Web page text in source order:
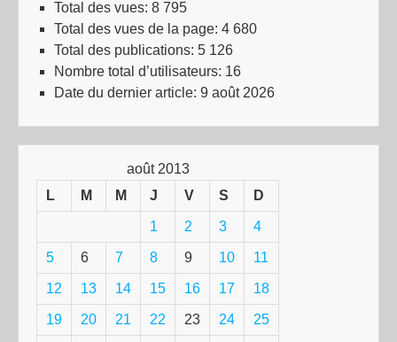
Total des vues: 8 795
Total des vues de la page: 4 680
Total des publications: 5 126
Nombre total d’utilisateurs: 16
Date du dernier article: 9 août 2026
août 2013
L
M M J V S D
1 2 3 4
5 6 7 8 9 10 11
12 13 14 15 16 17 18
19 20 21 22 23 24 25